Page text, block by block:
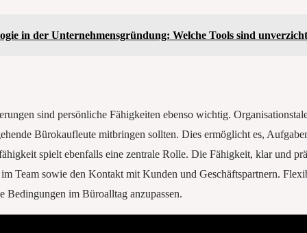
in der Unternehmensgründung: Welche Tools sind
sind persönliche Fähigkeiten ebenso wichtig.
Bürokaufleute mitbringen sollten. Dies ermöglicht es,
spielt ebenfalls eine zentrale Rolle. Die Fähigkeit, klar und
Team sowie den Kontakt mit Kunden und Geschäftspartnern.
Bedingungen im Büroalltag anzupassen.